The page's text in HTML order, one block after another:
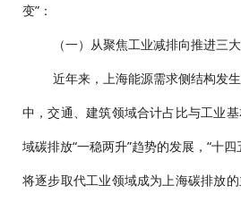
变”：
（一）从聚焦工业减排向推进三
近年来，上海能源需求侧结构发
中，交通、建筑领域合计占比与工业
域碳排放“一稳两升”趋势的发展，“十
将逐步取代工业领域成为上海碳排放